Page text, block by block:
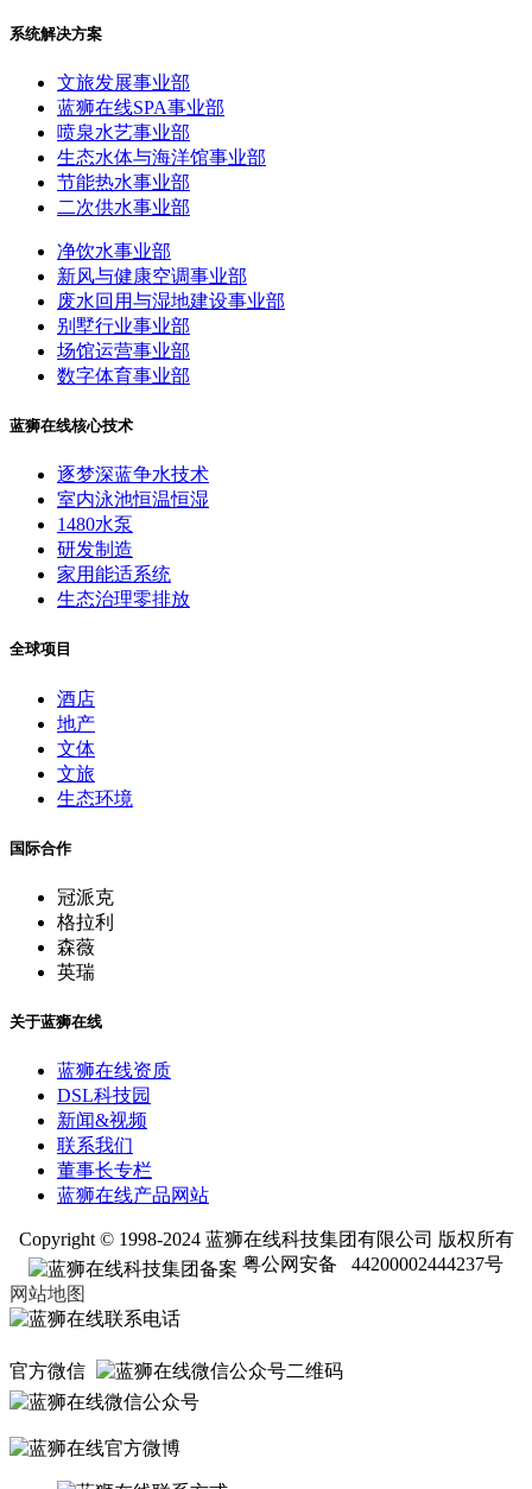
系统解决方案
文旅发展事业部
蓝狮在线SPA事业部
喷泉水艺事业部
生态水体与海洋馆事业部
节能热水事业部
二次供水事业部
净饮水事业部
新风与健康空调事业部
废水回用与湿地建设事业部
别墅行业事业部
场馆运营事业部
数字体育事业部
蓝狮在线核心技术
逐梦深蓝争水技术
室内泳池恒温恒湿
1480水泵
研发制造
家用能适系统
生态治理零排放
全球项目
酒店
地产
文体
文旅
生态环境
国际合作
冠派克
格拉利
森薇
英瑞
关于蓝狮在线
蓝狮在线资质
DSL科技园
新闻&视频
联系我们
董事长专栏
蓝狮在线产品网站
Copyright © 1998-2024 蓝狮在线科技集团有限公司 版权所有
粤公网安备 44200002444237号
网站地图
官方微信